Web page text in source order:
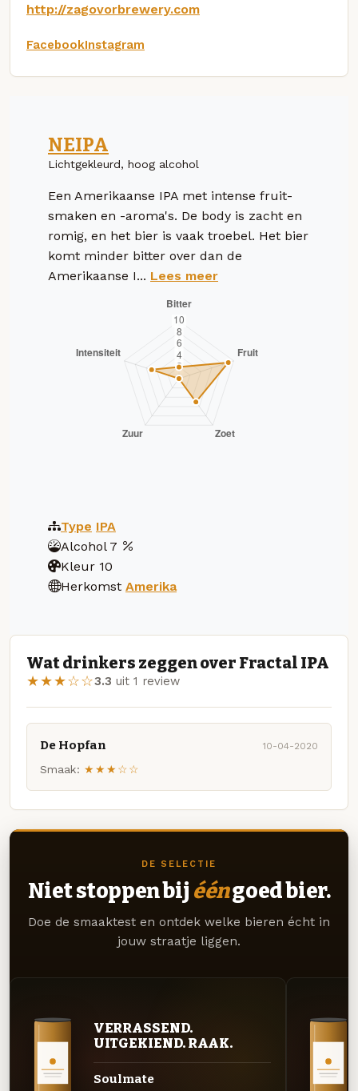
http://zagovorbrewery.com
FacebookInstagram
NEIPA
Lichtgekleurd, hoog alcohol
Een Amerikaanse IPA met intense fruit-
smaken en -aroma's. De body is zacht en
romig, en het bier is vaak troebel. Het bier
komt minder bitter over dan de
Amerikaanse I... Lees meer
Type IPA
Alcohol 7
Kleur 10
Herkomst Amerika
Wat drinkers zeggen over Fractal IPA
★★★☆☆3.3 uit 1 review
De Hopfan 10-04-2020
Smaak: ★★★☆☆
DE SELECTIE
Niet stoppen bij ééngoed bier.
Doe de smaaktest en ontdek welke bieren écht in
jouw straatje liggen.
VERRASSEND.
UITGEKIEND. RAAK.
Soulmate